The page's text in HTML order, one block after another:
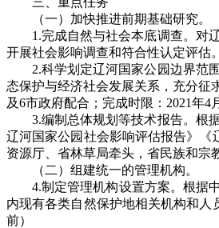
（一）加快推进前期基础研究。
1.完成自然与社会本底调查。对
开展社会影响调查和符合性认定评估
2.科学划定辽河国家公园边界范
态保护与经济社会发展关系，充分征
及6市政府配合；完成时限：2021年4
3.编制总体规划等技术报告。根
辽河国家公园社会影响评估报告》
资源厅、省林草局牵头，省民族和宗
（二）组建统一的管理机构。
4.制定管理机构设置方案。根据
内现有各类自然保护地相关机构和人
前）